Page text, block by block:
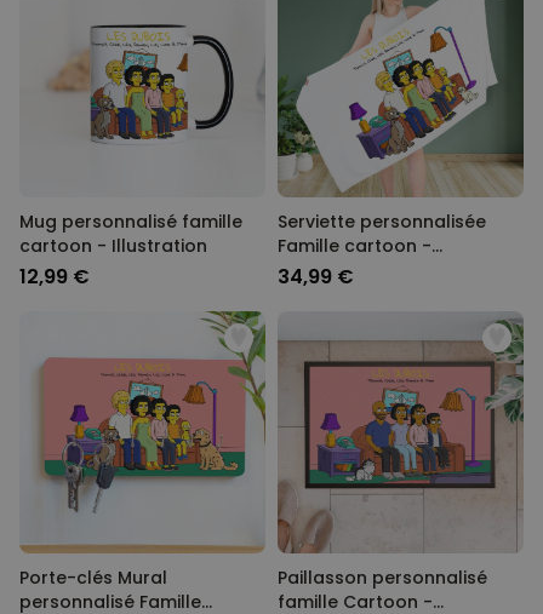
Mug personnalisé famille
cartoon - Illustration
12,99 €
Serviette personnalisée
Famille cartoon -
Illustration
34,99 €
Porte-clés Mural
personnalisé Famille
Paillasson personnalisé
famille Cartoon -